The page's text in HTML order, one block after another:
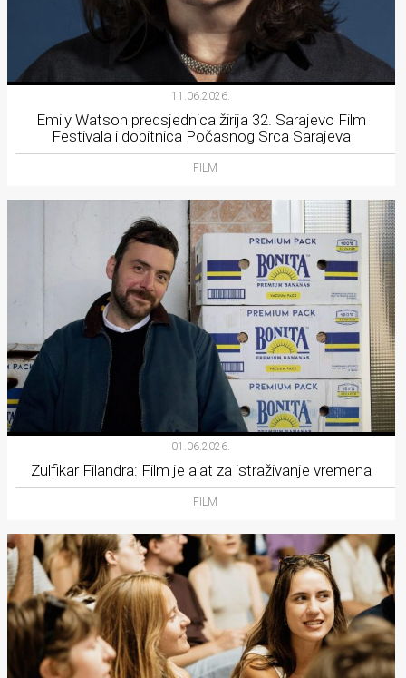
11.06.2026.
Emily Watson predsjednica žirija 32. Sarajevo Film
Festivala i dobitnica Počasnog Srca Sarajeva
FILM
01.06.2026.
Zulfikar Filandra: Film je alat za istraživanje vremena
FILM